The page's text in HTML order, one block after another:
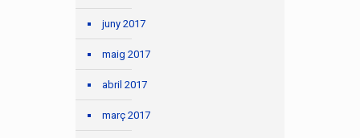
juny 2017
maig 2017
abril 2017
març 2017